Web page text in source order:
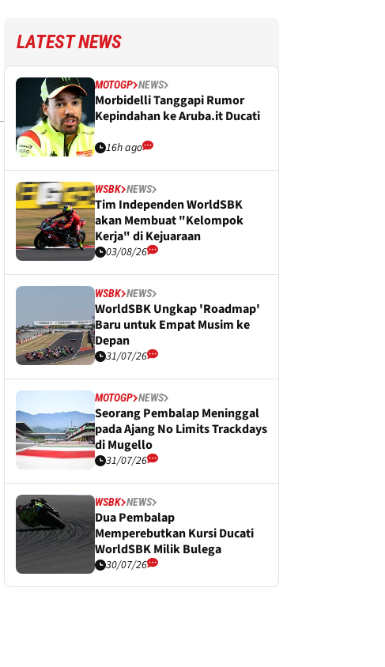
LATEST NEWS
MOTOGP NEWS
Morbidelli Tanggapi Rumor
Kepindahan ke Aruba.it Ducati
16h ago
WSBK NEWS
Tim Independen WorldSBK
akan Membuat "Kelompok
Kerja" di Kejuaraan
03/08/26
WSBK NEWS
WorldSBK Ungkap 'Roadmap'
Baru untuk Empat Musim ke
Depan
31/07/26
MOTOGP NEWS
Seorang Pembalap Meninggal
pada Ajang No Limits Trackdays
di Mugello
31/07/26
WSBK NEWS
Dua Pembalap
Memperebutkan Kursi Ducati
WorldSBK Milik Bulega
30/07/26